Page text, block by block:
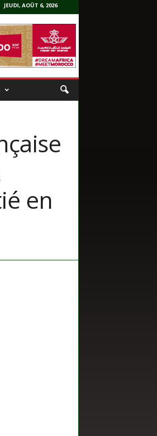
JEUDI, AOÛT 6, 2026
en